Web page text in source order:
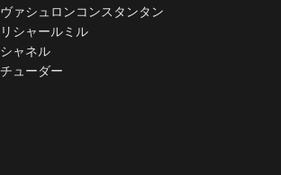
ヴァシュロンコンスタンタン
リシャールミル
シャネル
チューダー